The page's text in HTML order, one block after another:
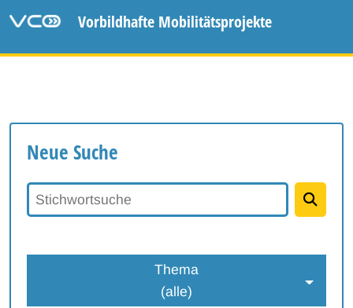
Vorbildhafte Mobilitätsprojekte
Neue Suche
Stichwortsuche
Thema
(alle)